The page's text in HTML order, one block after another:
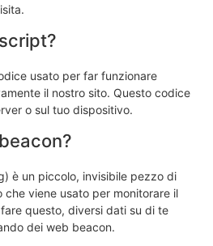
usato per far funzionare
il nostro sito. Questo codice
o sul tuo dispositivo.
è un piccolo, invisibile pezzo di
che viene usato per monitorare il
questo, diversi dati su di te
dei web beacon.